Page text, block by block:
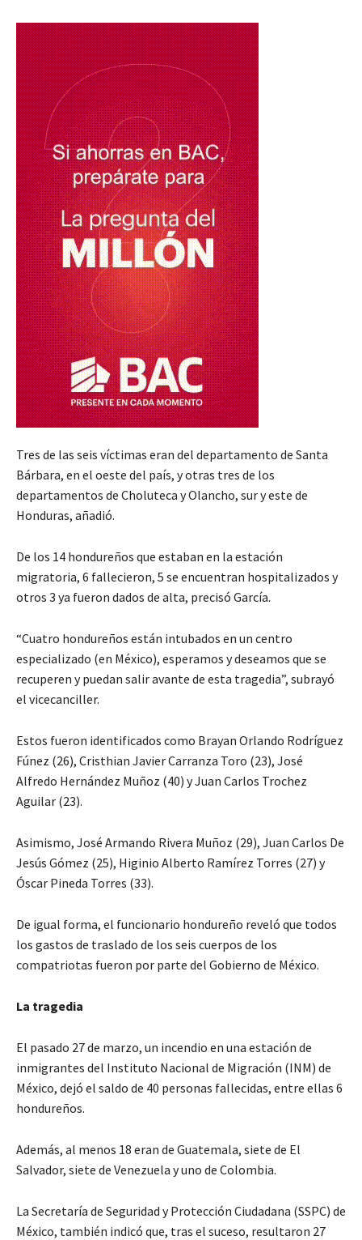
Tres de las seis víctimas eran del departamento de Santa
Bárbara, en el oeste del país, y otras tres de los
departamentos de Choluteca y Olancho, sur y este de
Honduras, añadió.
De los 14 hondureños que estaban en la estación
migratoria, 6 fallecieron, 5 se encuentran hospitalizados y
otros 3 ya fueron dados de alta, precisó García.
“Cuatro hondureños están intubados en un centro
especializado (en México), esperamos y deseamos que se
recuperen y puedan salir avante de esta tragedia”, subrayó
el vicecanciller.
Estos fueron identificados como Brayan Orlando Rodríguez
Fúnez (26), Cristhian Javier Carranza Toro (23), José
Alfredo Hernández Muñoz (40) y Juan Carlos Trochez
Aguilar (23).
Asimismo, José Armando Rivera Muñoz (29), Juan Carlos De
Jesús Gómez (25), Higinio Alberto Ramírez Torres (27) y
Óscar Pineda Torres (33).
De igual forma, el funcionario hondureño reveló que todos
los gastos de traslado de los seis cuerpos de los
compatriotas fueron por parte del Gobierno de México.
La tragedia
El pasado 27 de marzo, un incendio en una estación de
inmigrantes del Instituto Nacional de Migración (INM) de
México, dejó el saldo de 40 personas fallecidas, entre ellas 6
hondureños.
Además, al menos 18 eran de Guatemala, siete de El
Salvador, siete de Venezuela y uno de Colombia.
La Secretaría de Seguridad y Protección Ciudadana (SSPC) de
México, también indicó que, tras el suceso, resultaron 27